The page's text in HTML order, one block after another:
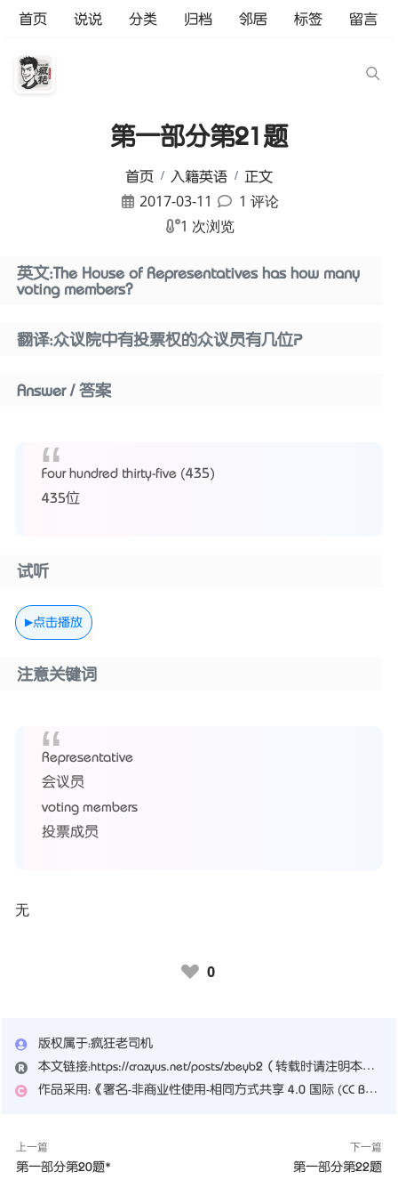
首页 说说 分类 归档 邻居 标签 留言
第一部分第21题
首页 入籍英语 正文
2017-03-11
1 评论
1 次浏览
英文:The House of Representatives has how many
voting members?
翻译:众议院中有投票权的众议员有几位？
Answer / 答案
Four hundred thirty-five (435)
435位
试听
点击播放
注意关键词
Representative
会议员
voting members
投票成员
无
♥ 0
版权属于：疯狂老司机
本文链接：https://crazyus.net/posts/zbeyb2 （转载时请注明本文出处及文章链接）
作品采用： 《署名-非商业性使用-相同方式共享 4.0 国际 (CC BY-NC-SA 4.0)
上一篇
第一部分第20题*
下一篇
第一部分第22题